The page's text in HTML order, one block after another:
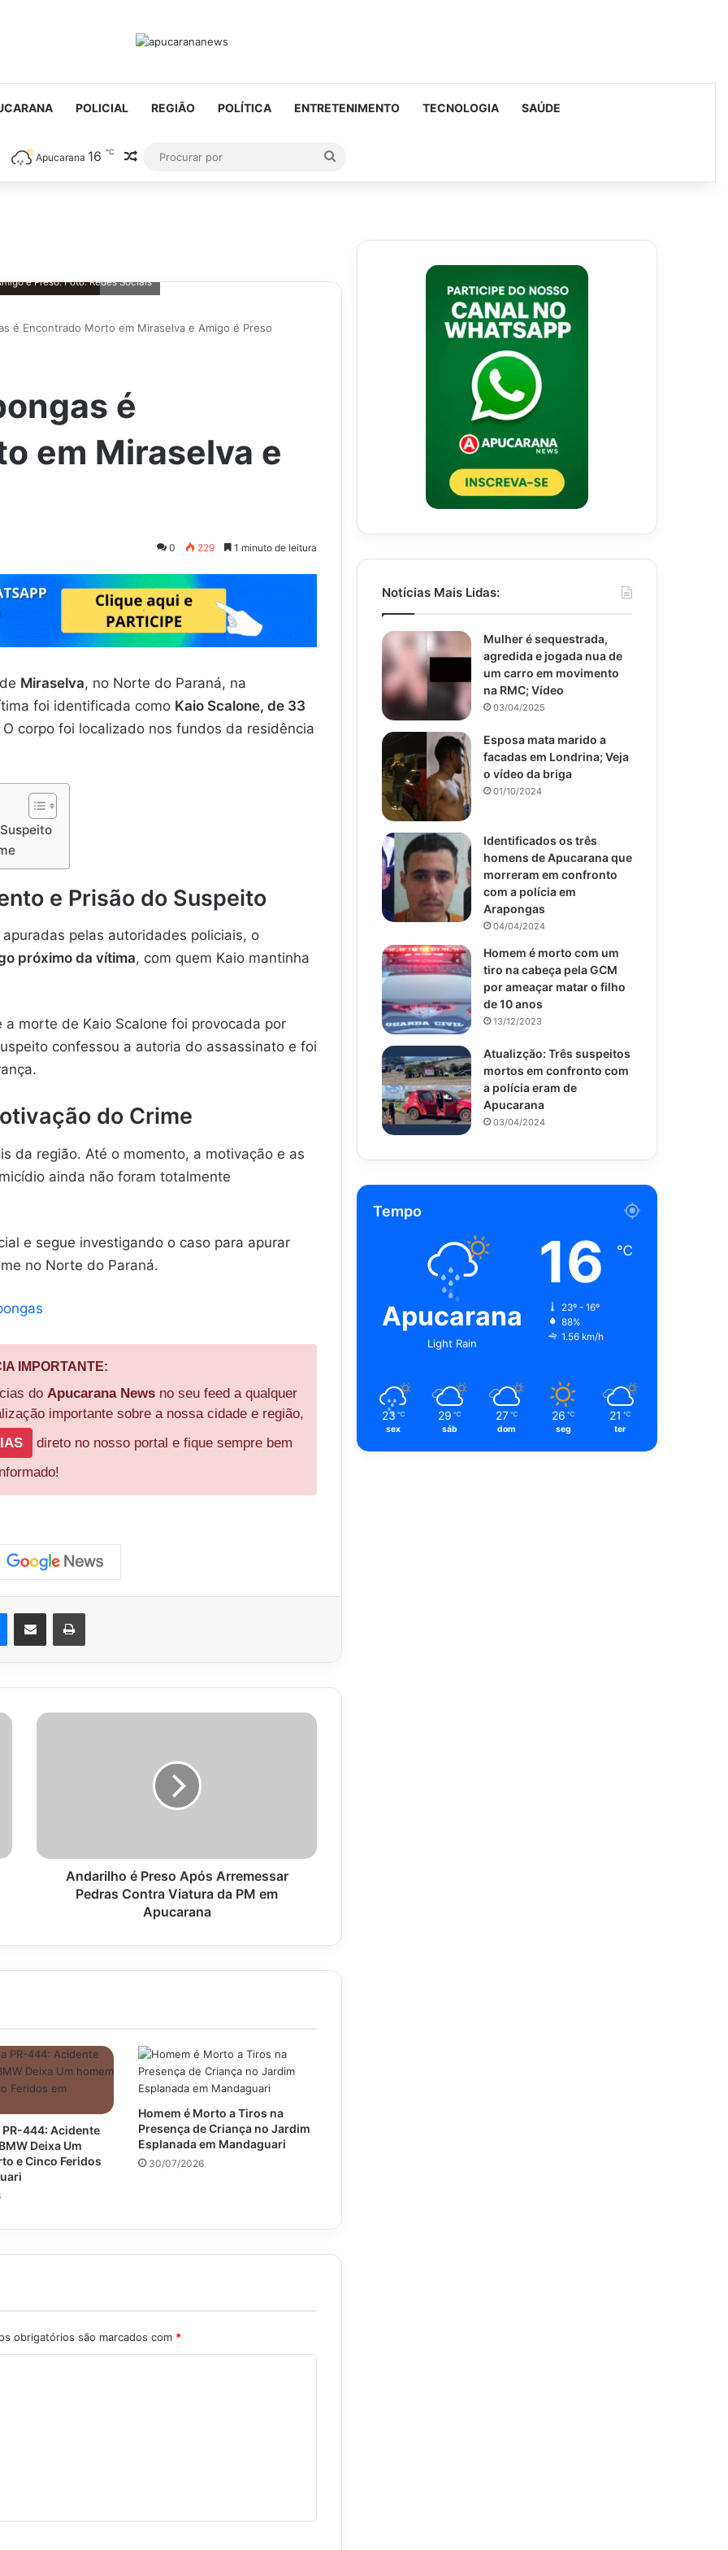
POLICIAL REGIÃO POLÍTICA ENTRETENIMENTO TECNOLOGIA SAÚDE
Apucarana 16 ℃ Artigo aleatório
Procurar
por
é Preso. Foto: Redes Sociais
é Encontrado Morto em Miraselva e Amigo é Preso
é
em Miraselva e
0 229 1 minuto de leitura
Miraselva, no Norte do Paraná, na
foi identificada como Kaio Scalone, de 33
O corpo foi localizado nos fundos da residência
e Prisão do Suspeito
pelas autoridades policiais, o
próximo da vítima, com quem Kaio mantinha
morte de Kaio Scalone foi provocada por
confessou a autoria do assassinato e foi
do Crime
da região. Até o momento, a motivação e as
ainda não foram totalmente
e segue investigando o caso para apurar
no Norte do Paraná.
IMPORTANTE:
do Apucarana Newsno seu feed a qualquer
importante sobre a nossa cidade e região,
direto no nosso portal e fique sempre bem
Messenger
Compartilhar via e-mail Imprimir
Andarilho
da
Andarilho é Preso Após Arremessar
Pedras Contra Viatura da PM em
Apucarana
PR-444: Acidente
Deixa Um
e Cinco Feridos
Homem é Morto a Tiros na
Presença de Criança no Jardim
Esplanada em Mandaguari
30/07/2026
obrigatórios são marcados com *
Notícias Mais Lidas:
Mulher é sequestrada,
agredida e jogada nua de
um carro em movimento
na RMC; Vídeo
03/04/2025
Esposa mata marido a
facadas em Londrina; Veja
o vídeo da briga
01/10/2024
Identificados os três
homens de Apucarana que
morreram em confronto
com a polícia em
Arapongas
04/04/2024
Homem é morto com um
tiro na cabeça pela GCM
por ameaçar matar o filho
de 10 anos
13/12/2023
Atualizção: Três suspeitos
mortos em confronto com
a polícia eram de
Apucarana
03/04/2024
Tempo
Apucarana
Light Rain
16 ℃
23º - 16º
88%
1.56 km/h
23 ℃
sex
29 ℃
sáb
27 ℃
dom
26 ℃
seg
21 ℃
ter